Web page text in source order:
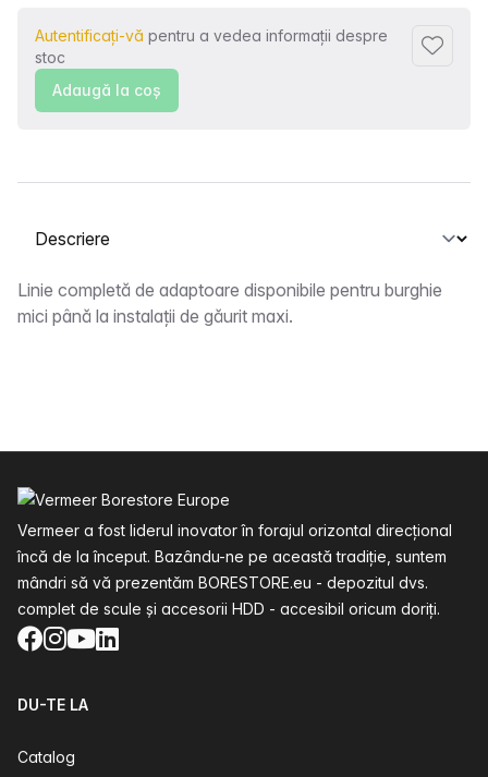
Autentificați-vă pentru a vedea informații despre
stoc
Adaugă la coş
Selectați o filă
Descriere
Linie completă de adaptoare disponibile pentru burghie
mici până la instalații de găurit maxi.
Vermeer a fost liderul inovator în forajul orizontal direcțional
încă de la început. Bazându-ne pe această tradiție, suntem
mândri să vă prezentăm BORESTORE.eu - depozitul dvs.
complet de scule și accesorii HDD - accesibil oricum doriți.
Facebook
Instagram
YouTube
LinkedIn
DU-TE LA
Catalog